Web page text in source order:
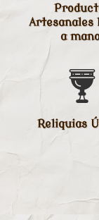
Artesanales
a
Reliquias